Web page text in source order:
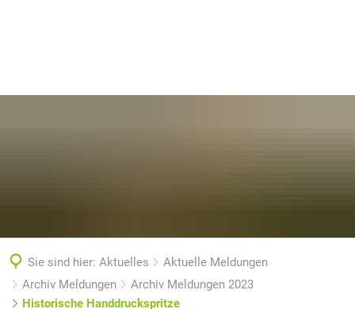
Sie sind hier: Aktuelles
Aktuelle Meldungen
Archiv Meldungen
Archiv Meldungen 2023
Historische Handdruckspritze